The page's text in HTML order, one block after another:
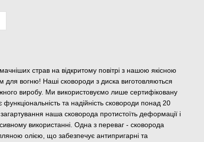
страв на відкритому повітрі з нашою якісною
для вогню! Наші сковороди з диска виготовляються
виробу. Ми використовуємо лише сертифіковану
функціональність та надійність сковороди понад 20
наша сковорода протистоїть деформації і
використанні. Одна з переваг - сковорода
олією, що забезпечує антипригарні та